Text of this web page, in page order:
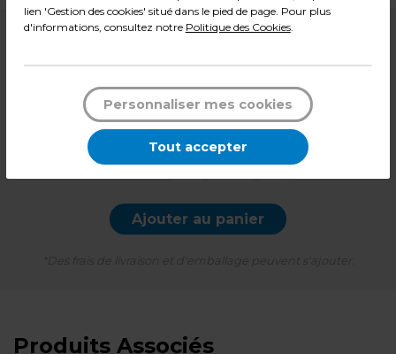
+ éco-mobilier0,24€
11,08€ TTC*
l'unité
Quantité - +
Ajouter au panier
Produits Associés
lien 'Gestion des cookies' situé dans le pied de page. Pour plus
d'informations, consultez notre Politique des Cookies.
Personnaliser mes cookies
Tout accepter